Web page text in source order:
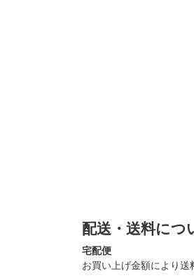
配送・送料につ
宅配便
お買い上げ金額により送